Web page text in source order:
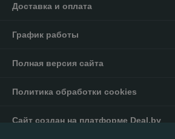
Доставка и оплата
График работы
Полная версия сайта
Политика обработки cookies
Сайт создан на платформе Deal.by